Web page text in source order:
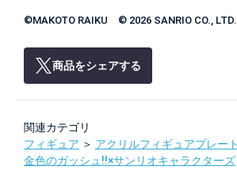
©MAKOTO RAIKU © 2026 SANRIO CO.,
商品をシェアする
関連カテゴリ
フィギュア ＞ アクリルフィギュアプレート
金色のガッシュ!!×サンリオキャラクターズ